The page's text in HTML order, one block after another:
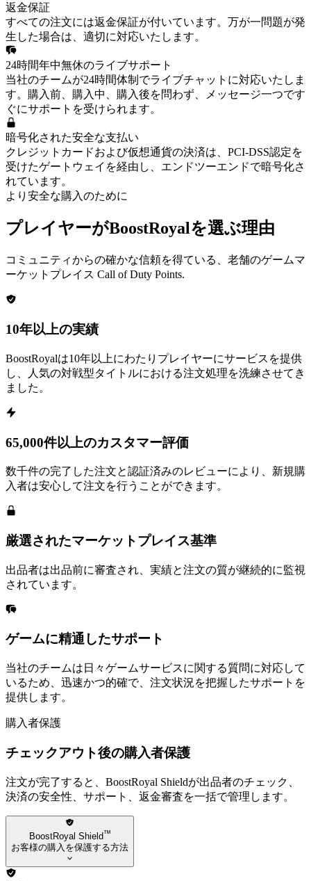
返金保証
すべての注文には返金保証が付いています。万が一問題が発
生した場合は、適切に対応いたします。
24時間年中無休のライブサポート
当社のチームが24時間体制でライブチャットに対応いたしま
す。購入前、購入中、購入後を問わず、メッセージ一つです
ぐにサポートを受けられます。
暗号化された安全な支払い
クレジットカードおよび仮想通貨の決済は、PCI-DSS認定を
受けたゲートウェイを経由し、エンドツーエンドで暗号化さ
れています。
より安全な購入のために
プレイヤーがBoostRoyalを選ぶ理由
コミュニティからの確かな信頼を得ている、老舗のゲームマ
ーケットプレイス Call of Duty Points.
10年以上の実績
BoostRoyalは10年以上にわたりプレイヤーにサービスを提供
し、人気の対戦型タイトルにおける注文処理を洗練させてき
ました。
65,000件以上のカスタマー評価
数千件の完了した注文と認証済みのレビューにより、新規購
入者は安心して注文を行うことができます。
厳選されたマーケットプレイス基準
出品者は出品前に審査され、実績と注文の質が継続的に監視
されています。
ゲームに精通したサポート
当社のチームは日々ゲームサービスに関する質問に対応して
いるため、迅速かつ的確で、注文状況を把握したサポートを
提供します。
購入者保護
チェックアウト後の購入者保護
注文が完了すると、BoostRoyal Shieldが出品者のチェック、
決済の安全性、サポート、返金審査を一括で管理します。
BoostRoyal Shield™
お客様の購入を保護する方法